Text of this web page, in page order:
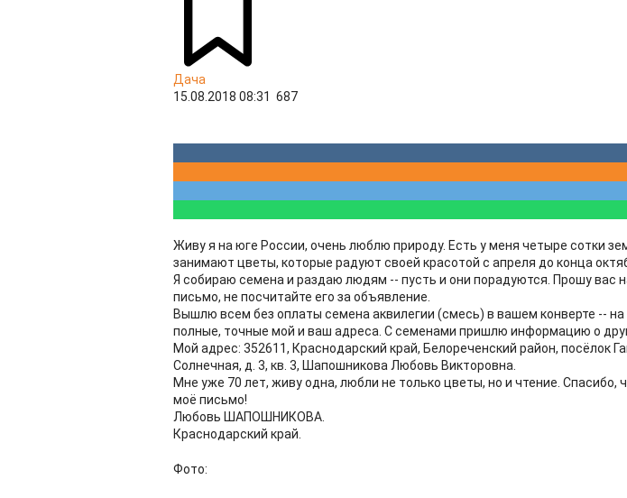
Дача
15.08.2018 08:31 687
Живу я на юге России, очень люблю природу. Есть у меня четыре сотки
занимают цветы, которые радуют своей красотой с апреля до конца
Я собираю семена и раздаю людям -- пусть и они порадуются. Прошу вас
письмо, не посчитайте его за объявление.
Вышлю всем без оплаты семена аквилегии (смесь) в вашем конверте --
полные, точные мой и ваш адреса. С семенами пришлю информацию о
Мой адрес: 352611, Краснодарский край, Белореченский район, посёлок
Солнечная, д. 3, кв. 3, Шапошникова Любовь Викторовна.
Мне уже 70 лет, живу одна, любли не только цветы, но и чтение. Спасибо,
моё письмо!
Любовь ШАПОШНИКОВА.
Краснодарский край.
Фото: